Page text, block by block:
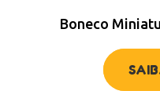
Boneco